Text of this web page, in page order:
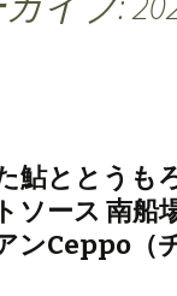
鮎ととうも
ソース 南船
ンCeppo（